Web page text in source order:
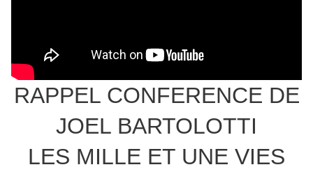
RAPPEL CONFERENCE DE
JOEL BARTOLOTTI
LES MILLE ET UNE VIES